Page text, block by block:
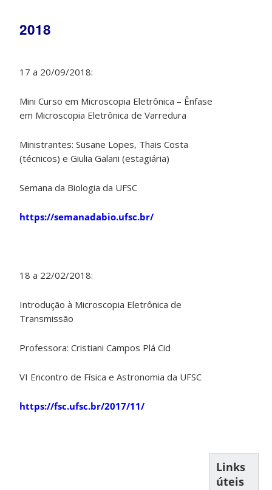
2018
17 a 20/09/2018:
Mini Curso em Microscopia Eletrônica – Ênfase
em Microscopia Eletrônica de Varredura
Ministrantes: Susane Lopes, Thais Costa
(técnicos) e Giulia Galani (estagiária)
Semana da Biologia da UFSC
https://semanadabio.ufsc.br/
18 a 22/02/2018:
Introdução à Microscopia Eletrônica de
Transmissão
Professora: Cristiani Campos Plá Cid
VI Encontro de Física e Astronomia da UFSC
https://fsc.ufsc.br/2017/11/
Links
úteis